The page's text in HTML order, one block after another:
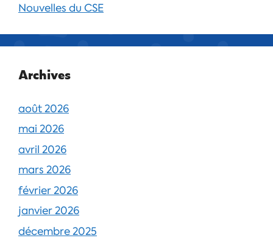
Nouvelles du CSE
Archives
août 2026
mai 2026
avril 2026
mars 2026
février 2026
janvier 2026
décembre 2025